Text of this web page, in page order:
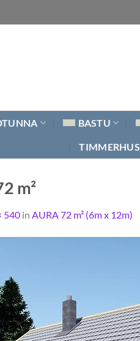
BASTU
TIMMERHUS
m²
540 in AURA 72 m² (6m x 12m)